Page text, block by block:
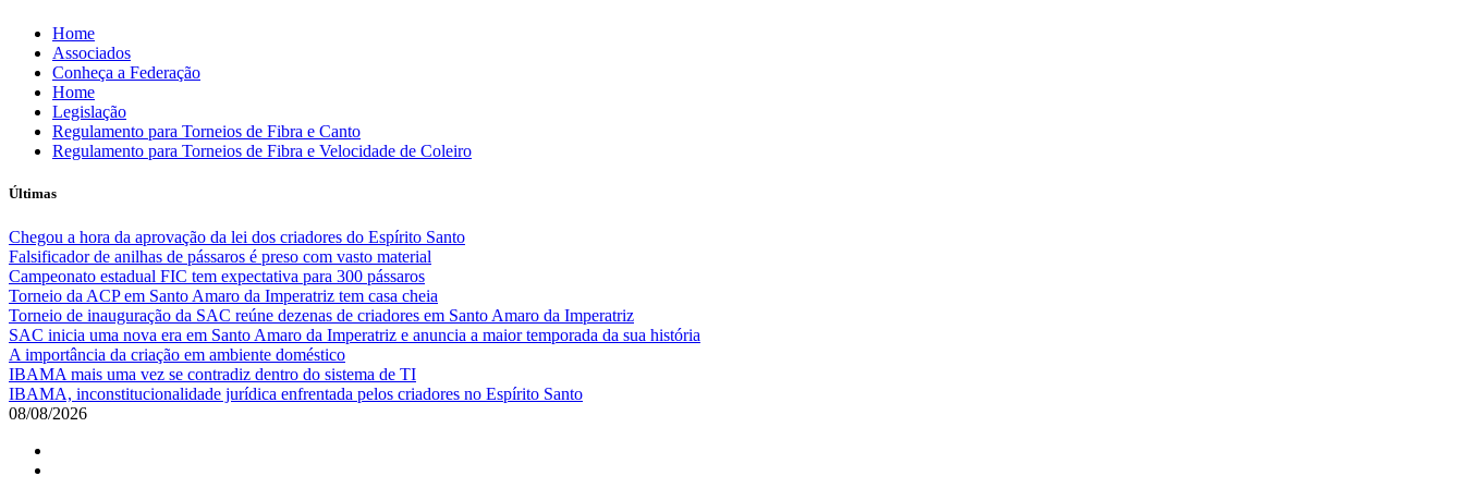
Skip
content
Home
Associados
Conheça a Federação
Home
Legislação
Regulamento para Torneios de Fibra e Canto
Regulamento para Torneios de Fibra e Velocidade de Coleiro
Últimas
Chegou a hora da aprovação da lei dos criadores do Espírito Santo
Falsificador de anilhas de pássaros é preso com vasto material
Campeonato estadual FIC tem expectativa para 300 pássaros
Torneio da ACP em Santo Amaro da Imperatriz tem casa cheia
Torneio de inauguração da SAC reúne dezenas de criadores em Santo Amaro da Imperatriz
SAC inicia uma nova era em Santo Amaro da Imperatriz e anuncia a maior temporada da sua história
A importância da criação em ambiente doméstico
IBAMA mais uma vez se contradiz dentro do sistema de TI
IBAMA, inconstitucionalidade jurídica enfrentada pelos criadores no Espírito Santo
08/08/2026